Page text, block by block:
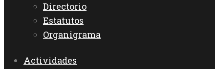
Directorio
Estatutos
Organigrama
Actividades